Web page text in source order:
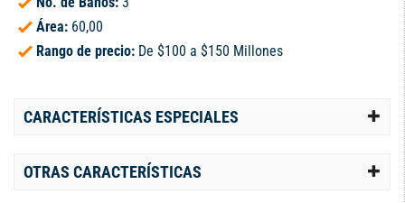
Área: 60,00
Rango de precio: De $100 a $150 Millones
CARACTERÍSTICAS ESPECIALES
OTRAS CARACTERÍSTICAS